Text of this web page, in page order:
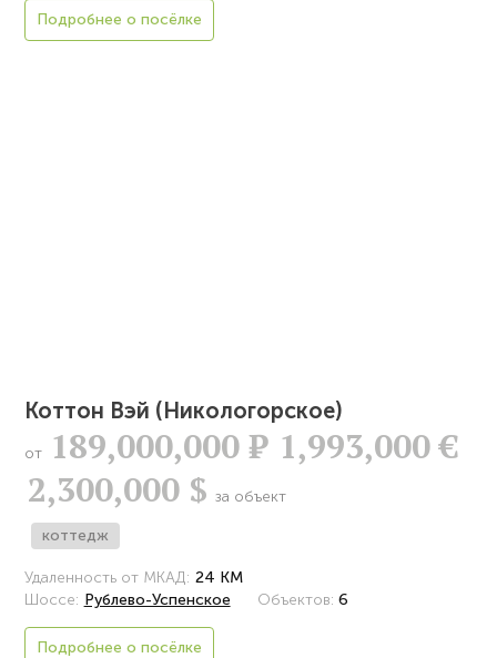
Подробнее о посёлке
Коттон Вэй (Никологорское)
от 189,000,000Р 1,993,000 €
2,300,000 $ за объект
коттедж
Удаленность от МКАД: 24 КМ
Шоссе: Рублево-Успенское Объектов: 6
Подробнее о посёлке